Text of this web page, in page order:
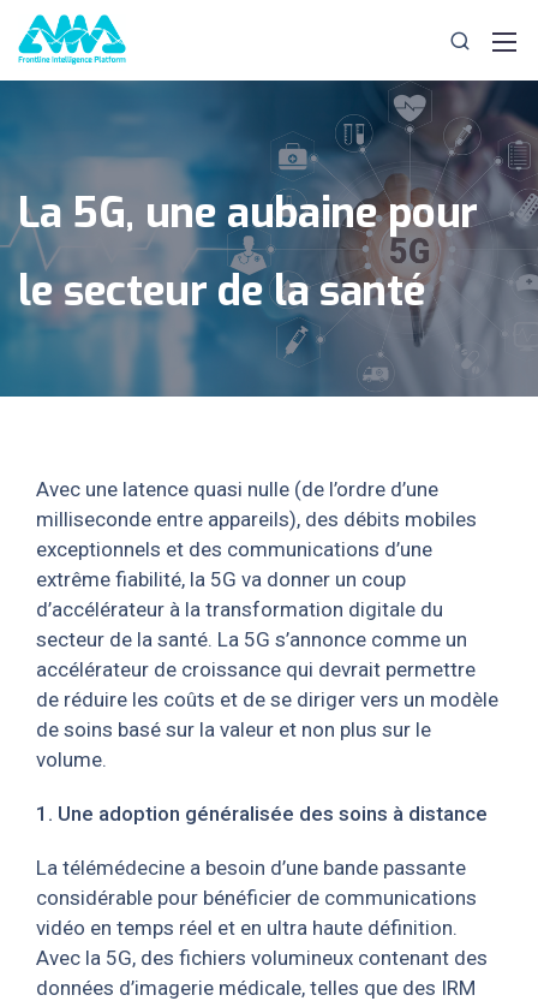
La 5G, une aubaine pour
le secteur de la santé
Avec une latence quasi nulle (de l’ordre d’une
milliseconde entre appareils), des débits mobiles
exceptionnels et des communications d’une
extrême fiabilité, la 5G va donner un coup
d’accélérateur à la transformation digitale du
secteur de la santé. La 5G s’annonce comme un
accélérateur de croissance qui devrait permettre
de réduire les coûts et de se diriger vers un modèle
de soins basé sur la valeur et non plus sur le
volume.
1. Une adoption généralisée des soins à distance
La télémédecine a besoin d’une bande passante
considérable pour bénéficier de communications
vidéo en temps réel et en ultra haute définition.
Avec la 5G, des fichiers volumineux contenant des
données d’imagerie médicale, telles que des IRM